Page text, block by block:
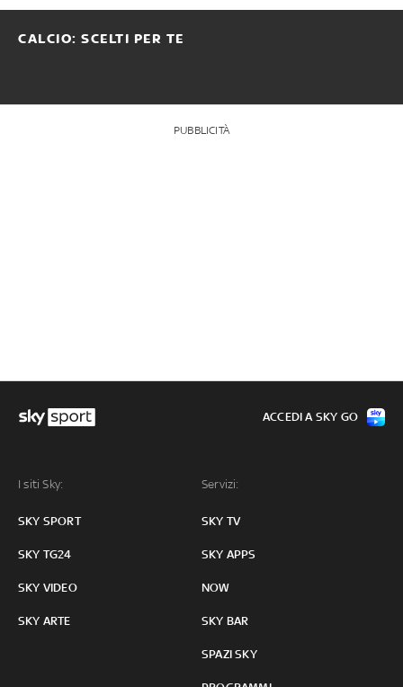
CALCIO: SCELTI PER TE
PUBBLICITÀ
I siti Sky:
SKY SPORT
SKY TG24
SKY VIDEO
SKY ARTE
Servizi:
SKY TV
SKY APPS
NOW
SKY BAR
SPAZI SKY
ACCEDI A SKY GO